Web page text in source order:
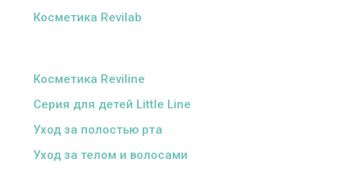
Косметика Revilab
Косметика Reviline
Серия для детей Little Line
Уход за полостью рта
Уход за телом и волосами